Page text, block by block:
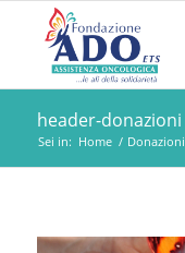
header-donazioni
Sei in: Home / Donazioni